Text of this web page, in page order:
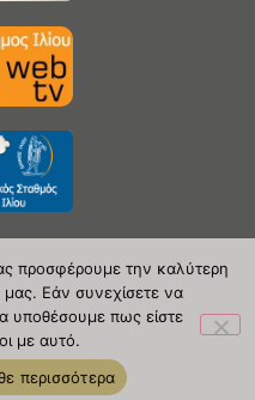
Ιλίου
προσφέρουμε την καλύτερη
μας. Εάν συνεχίσετε να
υποθέσουμε πως είστε
με αυτό.
περισσότερα